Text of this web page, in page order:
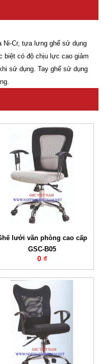
Ni-Cr, tựa lưng ghế sử dụng
biệt có độ chịu lực cao giảm
sử dụng. Tay ghế sử dụng
lưới văn phòng cao cấp
GSC-B05
0 ₫